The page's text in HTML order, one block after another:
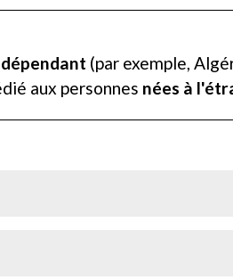
(par exemple,
aux personnes nées à